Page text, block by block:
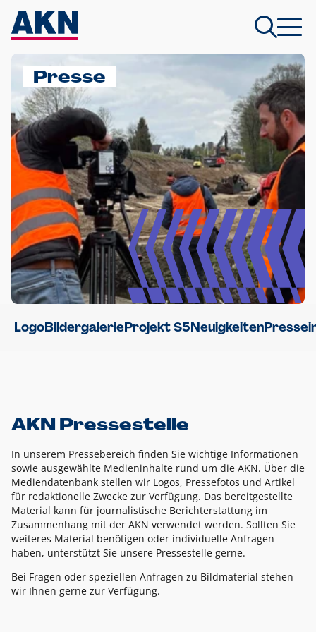
Presse
LogoBildergalerieProjekt S5Neuigkeiten
AKN Pressestelle
In unserem Pressebereich finden Sie wichtige Informationen
sowie ausgewählte Medieninhalte rund um die AKN. Über die
Mediendatenbank stellen wir Logos, Pressefotos und Artikel
für redaktionelle Zwecke zur Verfügung. Das bereitgestellte
Material kann für journalistische Berichterstattung im
Zusammenhang mit der AKN verwendet werden. Sollten Sie
weiteres Material benötigen oder individuelle Anfragen
haben, unterstützt Sie unsere Pressestelle gerne.
Bei Fragen oder speziellen Anfragen zu Bildmaterial stehen
wir Ihnen gerne zur Verfügung.